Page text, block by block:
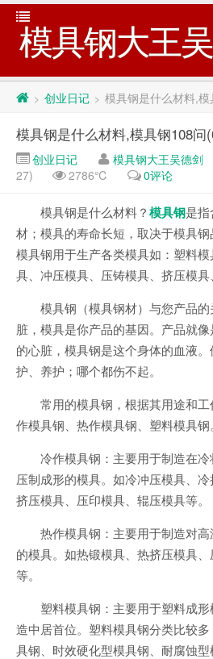
模具钢大王
> 创业日记 > 模具钢是什么材料,
模具钢是什么材料,模具钢108问
创业日记 模具钢大王吴德剑
27)
2786℃ 0评论
模具钢是什么材料？模具钢是
材；模具的寿命长短，取决于模具钢
模具钢用于生产各类模具如：塑料
具、冲压模具、压铸模具、挤压模
模具钢（模具钢材）与您产品
脏，模具是你产品的基因。产品就
的心脏，模具钢是这个身体的血液
护、养护；哪个都伤不起。
常用的模具钢，根据其用途和
作模具钢、热作模具钢、塑料模具钢。
冷作模具钢：主要用于制造在
压制成形的模具。如冷冲压模具、
挤压模具、压印模具、辊压模具等。
热作模具钢：主要用于制造对
的模具。如热锻模具、热挤压模具
等。
塑料模具钢：主要用于塑料成
造中居首位。塑料模具钢分类比较
具钢、时效硬化型模具钢、耐腐蚀